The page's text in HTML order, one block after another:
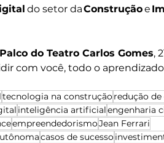
do setor da Construção e
Palco do Teatro Carlos Gomes,
com você, todo o
tecnologia na construçãoredução
inteligência artificialengenharia
empreendedorismoJean Ferrari
casos de sucesso